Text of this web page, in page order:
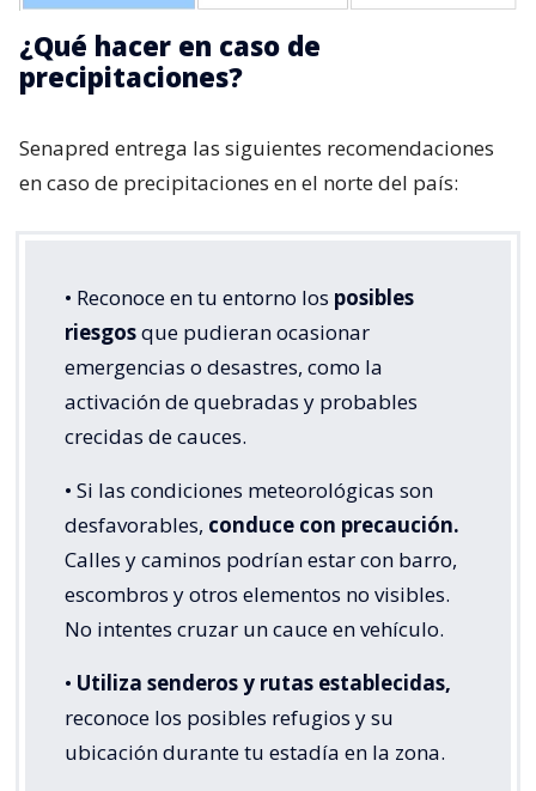
¿Qué hacer en caso de
precipitaciones?
Senapred entrega las siguientes recomendaciones
en caso de precipitaciones en el norte del país:
• Reconoce en tu entorno los posibles
riesgosque pudieran ocasionar
emergencias o desastres, como la
activación de quebradas y probables
crecidas de cauces.
• Si las condiciones meteorológicas son
desfavorables, conduce con precaución.
Calles y caminos podrían estar con barro,
escombros y otros elementos no visibles.
No intentes cruzar un cauce en vehículo.
• Utiliza senderos y rutas establecidas,
reconoce los posibles refugios y su
ubicación durante tu estadía en la zona.